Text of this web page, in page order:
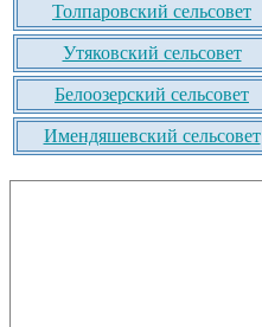
Толпаровский сельсовет
Утяковский сельсовет
Белоозерский сельсовет
Имендяшевский сельсовет